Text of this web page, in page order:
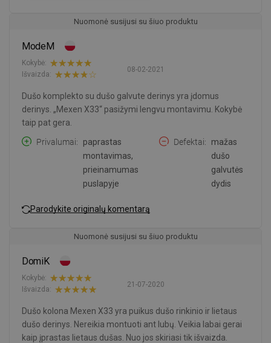
Nuomonė susijusi su šiuo produktu
ModeM
08-02-2021
Kokybė:
Išvaizda:
Dušo komplekto su dušo galvute derinys yra įdomus
derinys. „Mexen X33“ pasižymi lengvu montavimu. Kokybė
taip pat gera.
Privalumai
paprastas
montavimas,
prieinamumas
puslapyje
Defektai
mažas
dušo
galvutės
dydis
Parodykite originalų komentarą
Nuomonė susijusi su šiuo produktu
DomiK
21-07-2020
Kokybė:
Išvaizda:
Dušo kolona Mexen X33 yra puikus dušo rinkinio ir lietaus
dušo derinys. Nereikia montuoti ant lubų. Veikia labai gerai
kaip įprastas lietaus dušas. Nuo jos skiriasi tik išvaizda.